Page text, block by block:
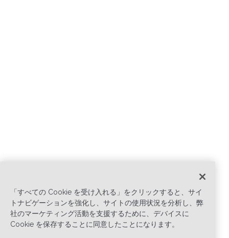
「すべての Cookie を受け入れる」をクリックすると、サイ
トナビゲーションを強化し、サイトの使用状況を分析し、弊
社のマーケティング活動を支援するために、デバイスに
Cookie を保存することに同意したことになります。